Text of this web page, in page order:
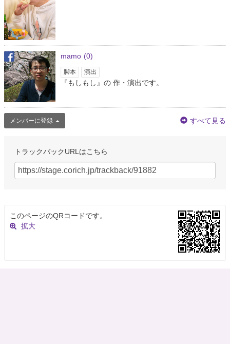
Koteka Pastor
@KotekaPastor
Behind the stampede on the Indonesian military was a terrible tragedy;
terror, propaganda, intimida…
Stefhanie Oliveira #freeBritney
@stefhanieOlive4
@Independent @cassiepetrey🤢🤢
Donwyn #WeAreCorbyn
@Jessthelefty @GillDay7 I really want to vote Labour, but can't, its like
FNA
Direct carriers have always been a strong competitor against independent
mamo (0)
脚本 演出
『もしもし』の 作・演出です。
メンバーに登録 すべて見る
トラックバックURLはこちら
このページのQRコードです。
拡大